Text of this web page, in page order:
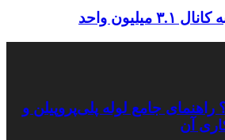
واحد
جامع لوله پلی‌پروپیلن و
آن